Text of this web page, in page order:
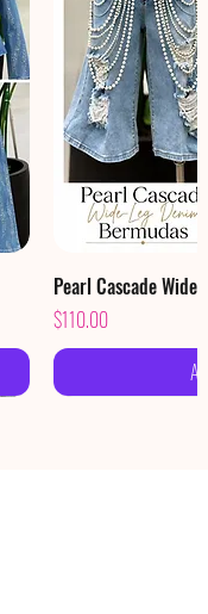
Pearl Cascade
Price
$110.00